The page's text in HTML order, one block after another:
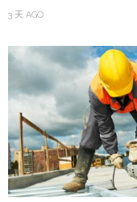
3 天 AGO